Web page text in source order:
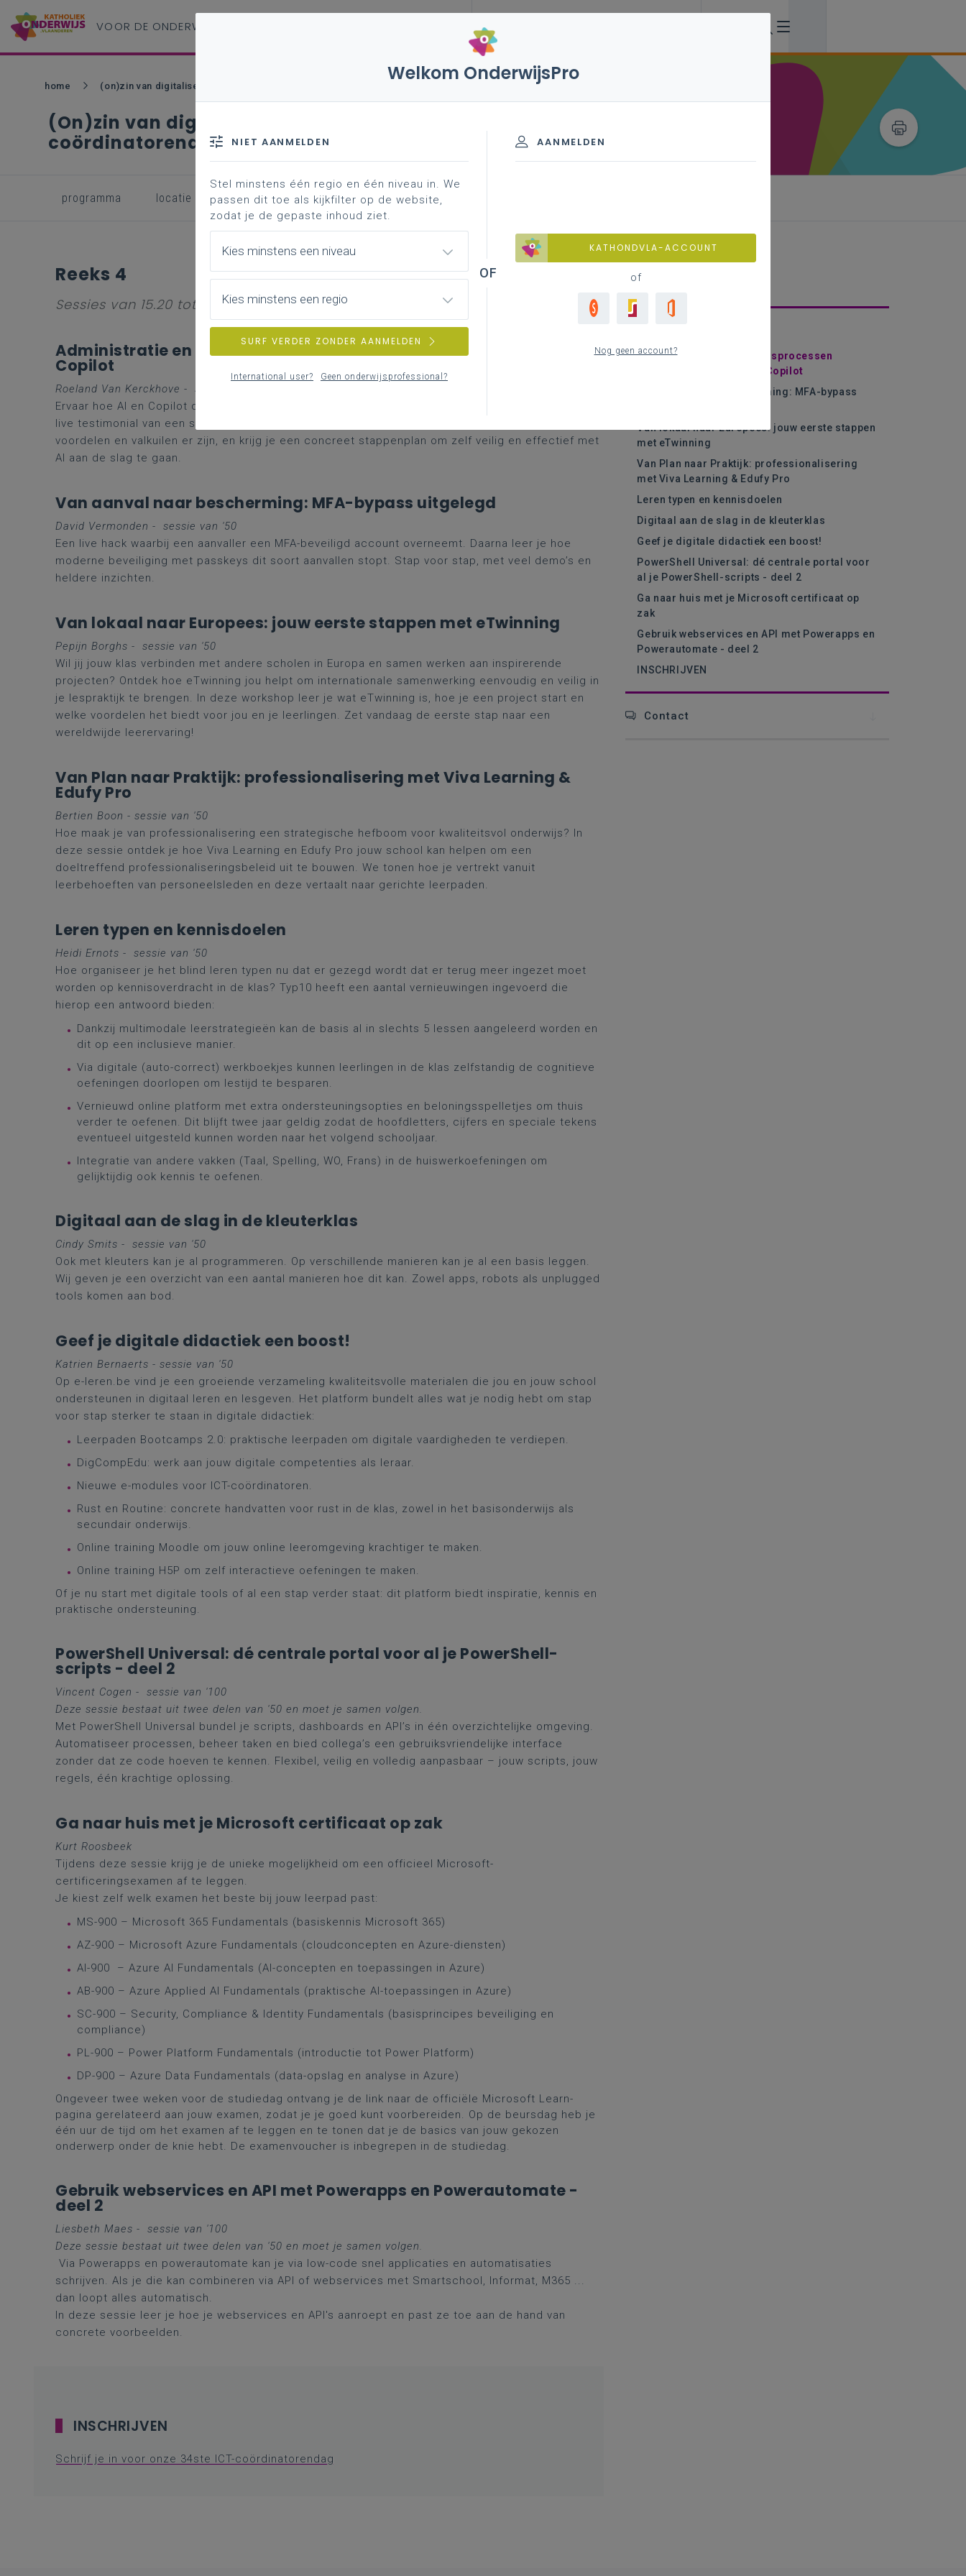
VOOR DE ONDERWIJS
home (on)zin van digitalisering in onderwijs: 34ste ict-coördinatorendag 2026
(On)zin van digitalisering in onderwijs: 34ste ict-
coördinatorendag 2026
programma locatie inschrijven plenum reeks 1
Reeks 4
Administratie en Onderwijsprocessen
Slimmer Aanpakken met Copilot
Van aanval naar bescherming: MFA-bypass
Van lokaal naar Europees: jouw eerste stappen
met eTwinning
Van Plan naar Praktijk: professionalisering
met Viva Learning & Edufy Pro
Leren typen en kennisdoelen
Digitaal aan de slag in de kleuterklas
Geef je digitale didactiek een boost!
PowerShell Universal: dé centrale portal voor
al je PowerShell-scripts - deel 2
Ga naar huis met je Microsoft certificaat op
zak
Gebruik webservices en API met Powerapps en
Powerautomate - deel 2
INSCHRIJVEN
Contact
Sessies van 15.20 tot 16.10 uur
Administratie en Onderwijsprocessen Slimmer Aanpakken met
Copilot
Roeland Van Kerckhove - s
Ervaar hoe AI en Copilot de administratieve last verlichten en leerkrachten ondersteunen. Via een
live testimonial van een school ontdek je welke processen werden geautomatiseerd, welke
voordelen en valkuilen er zijn, en krijg je een concreet stappenplan om zelf veilig en effectief met
AI aan de slag te gaan.
Van aanval naar bescherming: MFA-bypass uitgelegd
David Vermonden - sessie van '50
Een live hack waarbij een aanvaller een MFA-beveiligd account overneemt. Daarna leer je hoe
moderne beveiliging met passkeys dit soort aanvallen stopt. Stap voor stap, met veel demo’s en
heldere inzichten.
Van lokaal naar Europees: jouw eerste stappen met eTwinning
Pepijn Borghs - sessie van '50
Wil jij jouw klas verbinden met andere scholen in Europa en samen werken aan inspirerende
projecten? Ontdek hoe eTwinning jou helpt om internationale samenwerking eenvoudig en veilig in
je lespraktijk te brengen. In deze workshop leer je wat eTwinning is, hoe je een project start en
welke voordelen het biedt voor jou en je leerlingen. Zet vandaag de eerste stap naar een
wereldwijde leerervaring!
Van Plan naar Praktijk: professionalisering met Viva Learning &
Edufy Pro
Bertien Boon - sessie van '50
Hoe maak je van professionalisering een strategische hefboom voor kwaliteitsvol onderwijs? In
deze sessie ontdek je hoe Viva Learning en Edufy Pro jouw school kan helpen om een
doeltreffend professionaliseringsbeleid uit te bouwen. We tonen hoe je vertrekt vanuit
leerbehoeften van personeelsleden en deze vertaalt naar gerichte leerpaden.
Leren typen en kennisdoelen
Heidi Ernots - sessie van '50
Hoe organiseer je het blind leren typen nu dat er gezegd wordt dat er terug meer ingezet moet
worden op kennisoverdracht in de klas? Typ10 heeft een aantal vernieuwingen ingevoerd die
hierop een antwoord bieden:
Dankzij multimodale leerstrategieën kan de basis al in slechts 5 lessen aangeleerd worden en
dit op een inclusieve manier.
Via digitale (auto-correct) werkboekjes kunnen leerlingen in de klas zelfstandig de cognitieve
oefeningen doorlopen om lestijd te besparen.
Vernieuwd online platform met extra ondersteuningsopties en beloningsspelletjes om thuis
verder te oefenen. Dit blijft twee jaar geldig zodat de hoofdletters, cijfers en speciale tekens
eventueel uitgesteld kunnen worden naar het volgend schooljaar.
Integratie van andere vakken (Taal, Spelling, WO, Frans) in de huiswerkoefeningen om
gelijktijdig ook kennis te oefenen.
Digitaal aan de slag in de kleuterklas
Cindy Smits - sessie van '50
Ook met kleuters kan je al programmeren. Op verschillende manieren kan je al een basis leggen.
Wij geven je een overzicht van een aantal manieren hoe dit kan. Zowel apps, robots als unplugged
tools komen aan bod.
Geef je digitale didactiek een boost!
Katrien Bernaerts - sessie van '50
Op e-leren.be vind je een groeiende verzameling kwaliteitsvolle materialen die jou en jouw school
ondersteunen in digitaal leren en lesgeven. Het platform bundelt alles wat je nodig hebt om stap
voor stap sterker te staan in digitale didactiek:
Leerpaden Bootcamps 2.0: praktische leerpaden om digitale vaardigheden te verdiepen.
DigCompEdu: werk aan jouw digitale competenties als leraar.
Nieuwe e-modules voor ICT-coördinatoren.
Rust en Routine: concrete handvatten voor rust in de klas, zowel in het basisonderwijs als
secundair onderwijs.
Online training Moodle om jouw online leeromgeving krachtiger te maken.
Online training H5P om zelf interactieve oefeningen te maken.
Of je nu start met digitale tools of al een stap verder staat: dit platform biedt inspiratie, kennis en
praktische ondersteuning.
PowerShell Universal: dé centrale portal voor al je PowerShell-
scripts - deel 2
Vincent Cogen - sessie van '100
Deze sessie bestaat uit twee delen van '50 en moet je samen volgen.
Met PowerShell Universal bundel je scripts, dashboards en API’s in één overzichtelijke omgeving.
Automatiseer processen, beheer taken en bied collega’s een gebruiksvriendelijke interface
zonder dat ze code hoeven te kennen. Flexibel, veilig en volledig aanpasbaar – jouw scripts, jouw
regels, één krachtige oplossing.
Ga naar huis met je Microsoft certificaat op zak
Kurt Roosbeek
Tijdens deze sessie krijg je de unieke mogelijkheid om een officieel Microsoft-
certificeringsexamen af te leggen.
Je kiest zelf welk examen het beste bij jouw leerpad past:
MS-900 – Microsoft 365 Fundamentals (basiskennis Microsoft 365)
AZ-900 – Microsoft Azure Fundamentals (cloudconcepten en Azure-diensten)
AI-900 – Azure AI Fundamentals (AI-concepten en toepassingen in Azure)
AB-900 – Azure Applied AI Fundamentals (praktische AI-toepassingen in Azure)
SC-900 – Security, Compliance & Identity Fundamentals (basisprincipes beveiliging en
compliance)
PL-900 – Power Platform Fundamentals (introductie tot Power Platform)
DP-900 – Azure Data Fundamentals (data-opslag en analyse in Azure)
Ongeveer twee weken voor de studiedag ontvang je de link naar de officiële Microsoft Learn-
pagina gerelateerd aan jouw examen, zodat je je goed kunt voorbereiden. Op de beursdag heb je
één uur de tijd om het examen af te leggen en te tonen dat je de basics van jouw gekozen
onderwerp onder de knie hebt. De examenvoucher is inbegrepen in de studiedag.
Gebruik webservices en API met Powerapps en Powerautomate -
deel 2
Liesbeth Maes - sessie van '100
Deze sessie bestaat uit twee delen van '50 en moet je samen volgen.
Via Powerapps en powerautomate kan je via low-code snel applicaties en automatisaties
schrijven. Als je die kan combineren via API of webservices met Smartschool, Informat, M365 ...
dan loopt alles automatisch.
In deze sessie leer je hoe je webservices en API's aanroept en past ze toe aan de hand van
concrete voorbeelden.
INSCHRIJVEN
Schrijf je in voor onze 34ste ICT-coördinatorendag
Welkom OnderwijsPro
AANMELDEN
KATHONDVLA-ACCOUNT
of
Nog geen account?
NIET AANMELDEN
Stel minstens één regio en één niveau in. We
passen dit toe als kijkfilter op de website,
zodat je de gepaste inhoud ziet.
Kies minstens een niveau
Kies minstens een regio
SURF VERDER ZONDER AANMELDEN
International user? Geen onderwijsprofessional?